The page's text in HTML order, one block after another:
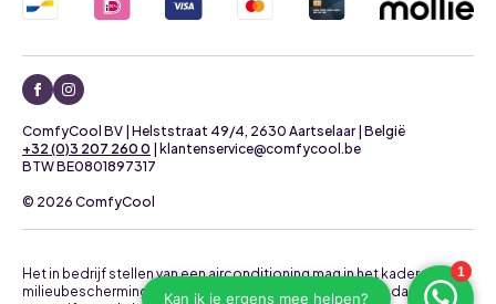
© 2026 ComfyCool
+32 (0)3 207 260 0 | klantenservice@comfycool.be
BTW BE0801897317
ComfyCool BV | Helststraat 49/4, 2630 Aartselaar | België
Het in bedrijf stellen van een airconditioning mag in het kader van
milieubescherming uitsluitend uitgevoerd worden door daartoe